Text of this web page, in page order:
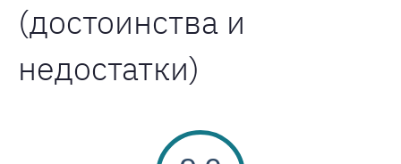
(достоинства и
недостатки)